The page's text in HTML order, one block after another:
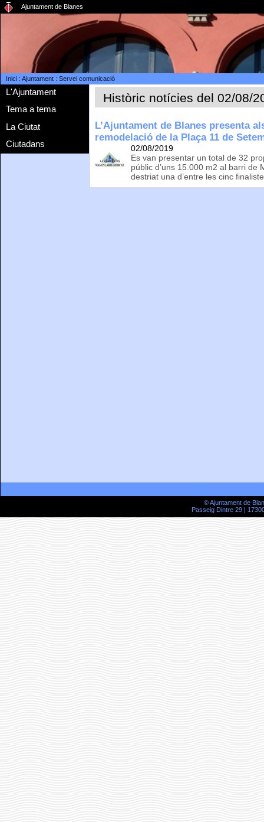
Ajuntament de Blanes
Inici: Ajuntament: Servei comunicació
L'Ajuntament
Tema a tema
La Ciutat
Ciutadans
Històric notícies del 02/08/
L’Ajuntament de Blanes presenta
remodelació de la Plaça 11 de
02/08/2019
Es van presentar un total de 32
públic d’uns 15.000 m2 al barri de
destriat una d’entre les cinc
© Ajuntament de
Passeig Dintre 29 |